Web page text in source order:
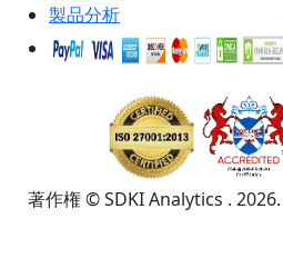
製品分析
著作権 © SDKI Analytics .